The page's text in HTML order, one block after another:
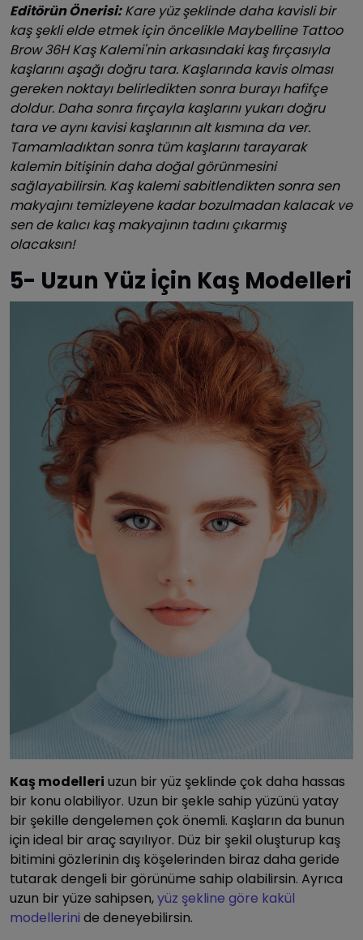
Editörün Önerisi:Kare yüz şeklinde daha kavisli bir
kaş şekli elde etmek için öncelikle Maybelline Tattoo
Brow 36H Kaş Kalemi'nin arkasındaki kaş fırçasıyla
kaşlarını aşağı doğru tara. Kaşlarında kavis olması
gereken noktayı belirledikten sonra burayı hafifçe
doldur. Daha sonra fırçayla kaşlarını yukarı doğru
tara ve aynı kavisi kaşlarının alt kısmına da ver.
Tamamladıktan sonra tüm kaşlarını tarayarak
kalemin bitişinin daha doğal görünmesini
sağlayabilirsin. Kaş kalemi sabitlendikten sonra sen
makyajını temizleyene kadar bozulmadan kalacak ve
sen de kalıcı kaş makyajının tadını çıkarmış
olacaksın!
5- Uzun Yüz İçin Kaş Modelleri
Kaş modelleri uzun bir yüz şeklinde çok daha hassas
bir konu olabiliyor. Uzun bir şekle sahip yüzünü yatay
bir şekille dengelemen çok önemli. Kaşların da bunun
için ideal bir araç sayılıyor. Düz bir şekil oluşturup kaş
bitimini gözlerinin dış köşelerinden biraz daha geride
tutarak dengeli bir görünüme sahip olabilirsin. Ayrıca
uzun bir yüze sahipsen,yüz şekline göre kakül
modellerini de deneyebilirsin.